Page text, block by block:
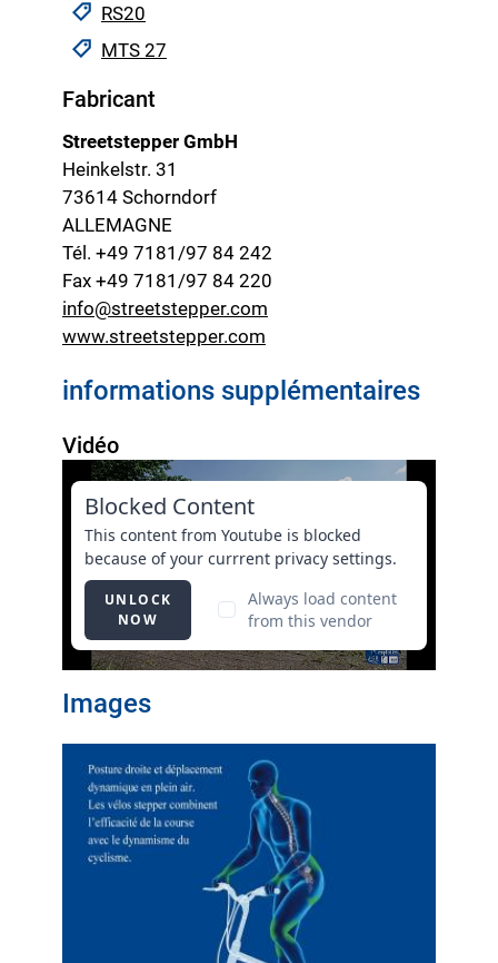
RS20
MTS 27
Fabricant
Streetstepper GmbH
Heinkelstr. 31
73614 Schorndorf
ALLEMAGNE
Tél. +49 7181/97 84 242
Fax +49 7181/97 84 220
info@streetstepper.com
www.streetstepper.com
informations supplémentaires
Vidéo
Images